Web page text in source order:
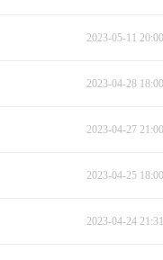
2023-05-11
2023-04-28
2023-04-27
2023-04-25
2023-04-24